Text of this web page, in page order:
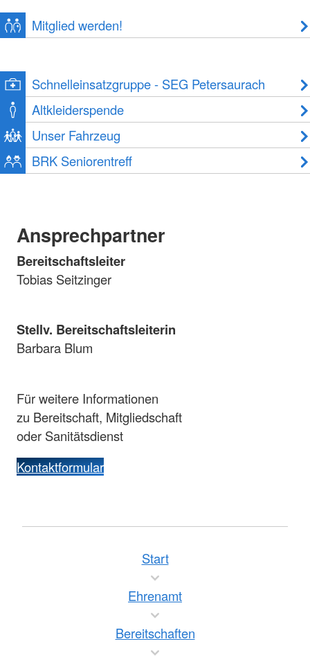
Mitglied werden!
Schnelleinsatzgruppe - SEG Petersaurach
Altkleiderspende
Unser Fahrzeug
BRK Seniorentreff
Ansprechpartner
Bereitschaftsleiter
Tobias Seitzinger
Stellv. Bereitschaftsleiterin
Barbara Blum
Für weitere Informationen
zu Bereitschaft, Mitgliedschaft
oder Sanitätsdienst
Kontaktformular
Start
Ehrenamt
Bereitschaften